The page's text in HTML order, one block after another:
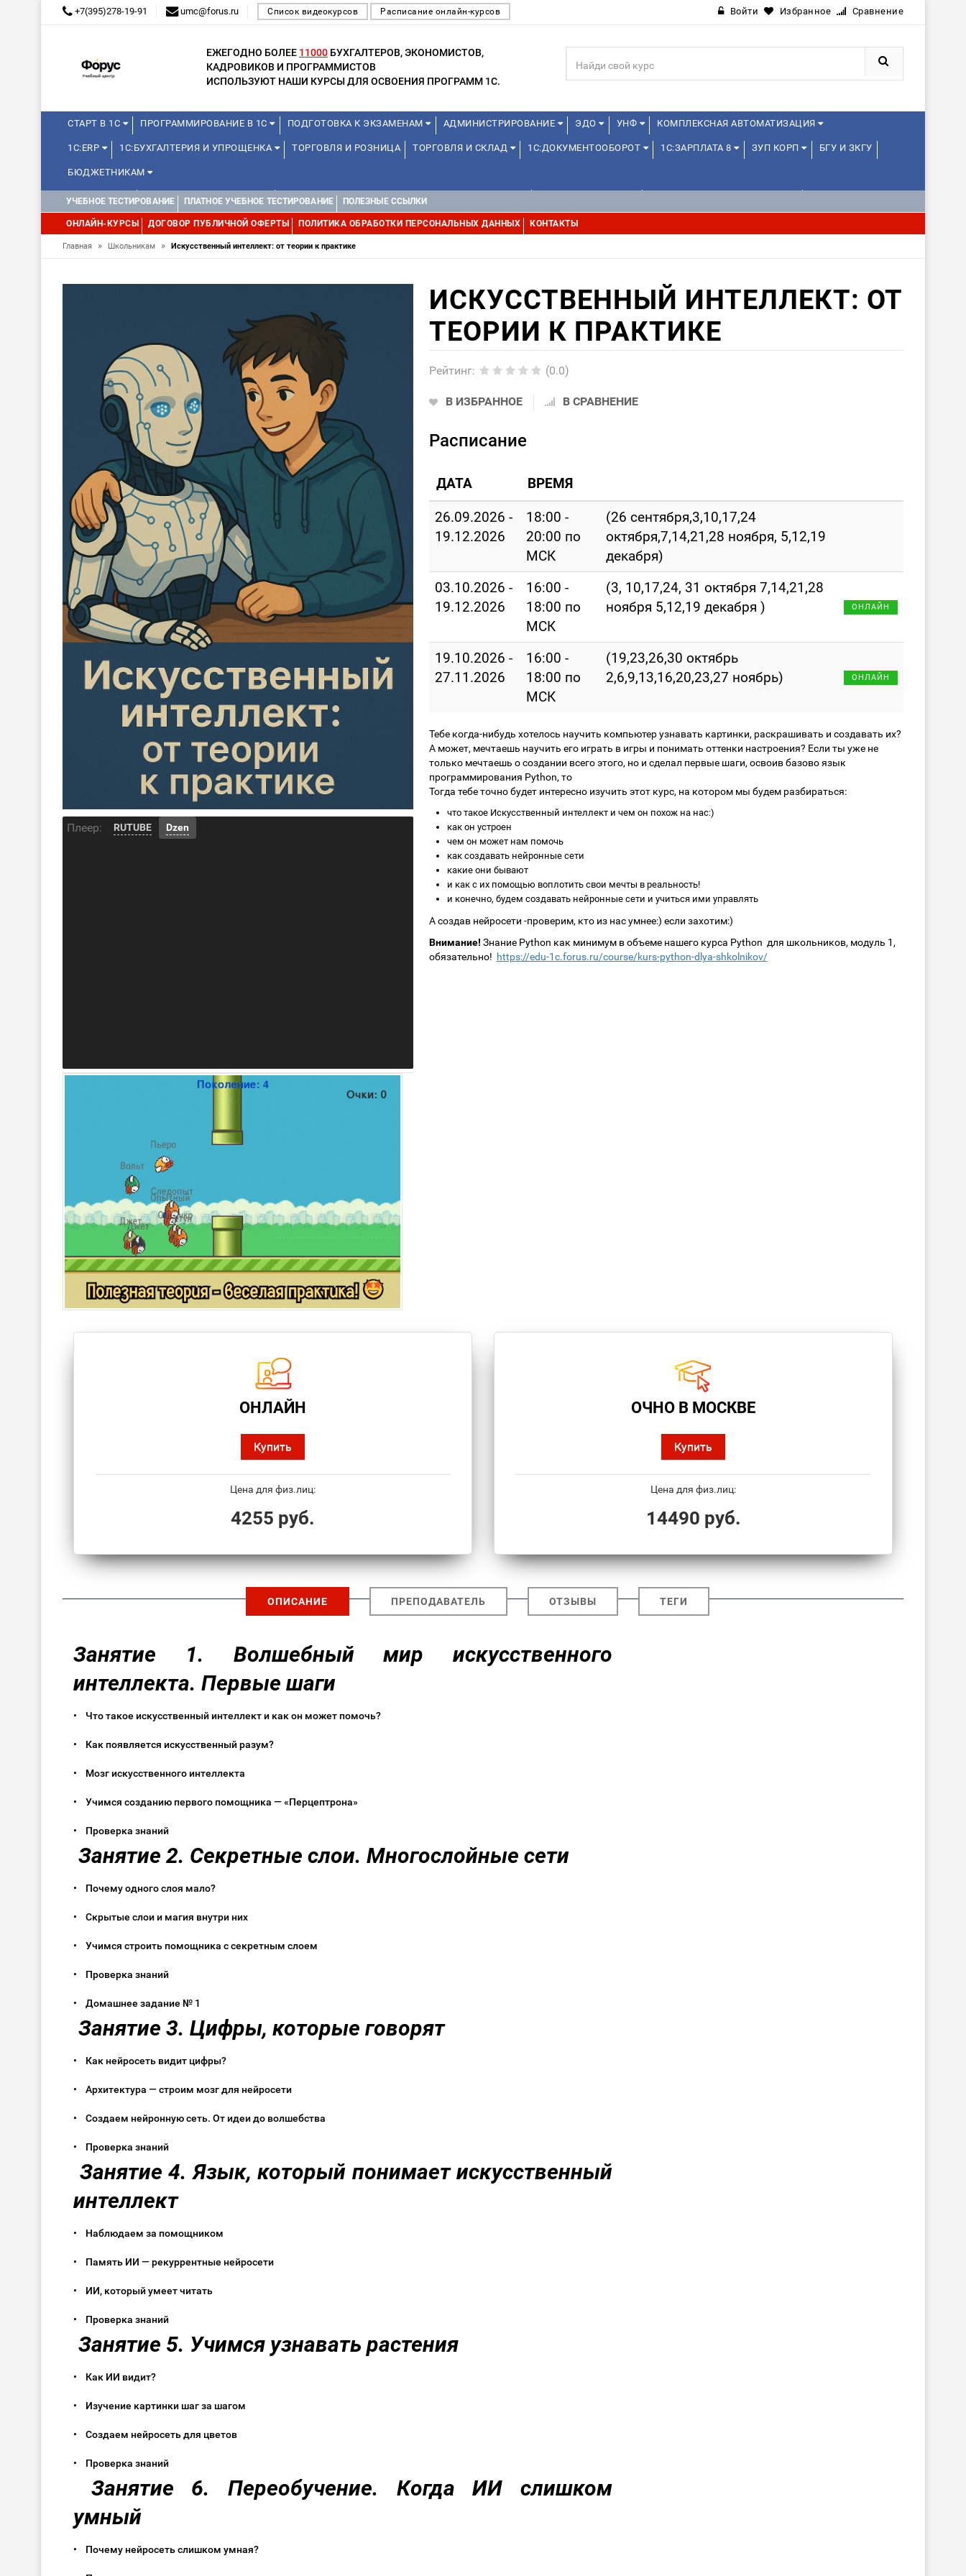
+7(395)278-19-91 umc@forus.ru Список видеокурсов Расписание онлайн-курсов Войти Избранное Сравнение
ЕЖЕГОДНО БОЛЕЕ 11000 БУХГАЛТЕРОВ, ЭКОНОМИСТОВ,
КАДРОВИКОВ И ПРОГРАММИСТОВ
ИСПОЛЬЗУЮТ НАШИ КУРСЫ ДЛЯ ОСВОЕНИЯ ПРОГРАММ 1С.
СТАРТ В 1С ПРОГРАММИРОВАНИЕ В 1С ПОДГОТОВКА К ЭКЗАМЕНАМ АДМИНИСТРИРОВАНИЕ ЭДО УНФ КОМПЛЕКСНАЯ АВТОМАТИЗАЦИЯ
1С:ERP 1С:БУХГАЛТЕРИЯ И УПРОЩЕНКА ТОРГОВЛЯ И РОЗНИЦА ТОРГОВЛЯ И СКЛАД 1С:ДОКУМЕНТООБОРОТ 1С:ЗАРПЛАТА 8 ЗУП КОРП БГУ И ЗКГУ
БЮДЖЕТНИКАМ
МИНИ-КУРСЫ КУРСЫ ДЛЯ ШКОЛЬНИКОВ КУРСЫ ДЛЯ ПРЕПОДАВАТЕЛЕЙ ШКОЛЬНЫХ КУРСОВ
УПРАВЛЕНИЕ ПРОЕКТАМИ УПРАВЛЕНЦАМ МИНИ-КУРСЫ (ПРОФЕССИОНАЛЬНЫЕ ПРОБЫ) 4-6 ЧАСОВ ОТ 12 ЛЕТ
УЧЕБНОЕ ТЕСТИРОВАНИЕ ПЛАТНОЕ УЧЕБНОЕ ТЕСТИРОВАНИЕ ПОЛЕЗНЫЕ ССЫЛКИ
ОНЛАЙН-КУРСЫ ДОГОВОР ПУБЛИЧНОЙ ОФЕРТЫ ПОЛИТИКА ОБРАБОТКИ ПЕРСОНАЛЬНЫХ ДАННЫХ КОНТАКТЫ
Главная » Школьникам » Искусственный интеллект: от теории к практике
Плеер: RUTUBE Dzen
ИСКУССТВЕННЫЙ ИНТЕЛЛЕКТ: ОТ
ТЕОРИИ К ПРАКТИКЕ
Рейтинг: (0.0)
В ИЗБРАННОЕ В СРАВНЕНИЕ
Расписание
ДАТА ВРЕМЯ
26.09.2026 -
19.12.2026
18:00 -
20:00 по
МСК
(26 сентября,3,10,17,24
октября,7,14,21,28 ноября, 5,12,19
декабря)
03.10.2026 -
19.12.2026
16:00 -
18:00 по
МСК
(3, 10,17,24, 31 октября 7,14,21,28
ноября 5,12,19 декабря )
ОНЛАЙН
19.10.2026 -
27.11.2026
16:00 -
18:00 по
МСК
(19,23,26,30 октябрь
2,6,9,13,16,20,23,27 ноябрь)
ОНЛАЙН
Тебе когда-нибудь хотелось научить компьютер узнавать картинки, раскрашивать и создавать их?
А может, мечтаешь научить его играть в игры и понимать оттенки настроения? Если ты уже не
только мечтаешь о создании всего этого, но и сделал первые шаги, освоив базово язык
программирования Python, то
Тогда тебе точно будет интересно изучить этот курс, на котором мы будем разбираться:
что такое Искусственный интеллект и чем он похож на нас:)
как он устроен
чем он может нам помочь
как создавать нейронные сети
какие они бывают
и как с их помощью воплотить свои мечты в реальность!
и конечно, будем создавать нейронные сети и учиться ими управлять
А создав нейросети -проверим, кто из нас умнее:) если захотим:)
Внимание! Знание Python как минимум в объеме нашего курса Python для школьников, модуль 1,
обязательно! https://edu-1c.forus.ru/course/kurs-python-dlya-shkolnikov/
ОНЛАЙН
Купить
Цена для физ.лиц:
4255 руб.
ОЧНО В МОСКВЕ
Купить
Цена для физ.лиц:
14490 руб.
ОПИСАНИЕ ПРЕПОДАВАТЕЛЬ ОТЗЫВЫ ТЕГИ
Занятие 1. Волшебный мир искусственного
интеллекта. Первые шаги
• Что такое искусственный интеллект и как он может помочь?
• Как появляется искусственный разум?
• Мозг искусственного интеллекта
• Учимся созданию первого помощника — «Перцептрона»
• Проверка знаний
Занятие 2. Секретные слои. Многослойные сети
• Почему одного слоя мало?
• Скрытые слои и магия внутри них
• Учимся строить помощника с секретным слоем
• Проверка знаний
• Домашнее задание № 1
Занятие 3. Цифры, которые говорят
• Как нейросеть видит цифры?
• Архитектура — строим мозг для нейросети
• Создаем нейронную сеть. От идеи до волшебства
• Проверка знаний
Занятие 4. Язык, который понимает искусственный
интеллект
• Наблюдаем за помощником
• Память ИИ — рекуррентные нейросети
• ИИ, который умеет читать
• Проверка знаний
Занятие 5. Учимся узнавать растения
• Как ИИ видит?
• Изучение картинки шаг за шагом
• Создаем нейросеть для цветов
• Проверка знаний
Занятие 6. Переобучение. Когда ИИ слишком
умный
• Почему нейросеть слишком умная?